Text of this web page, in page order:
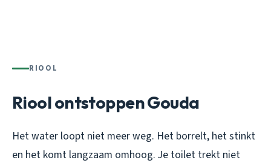
RIOOL
Riool ontstoppen Gouda
Het water loopt niet meer weg. Het borrelt, het stinkt
en het komt langzaam omhoog. Je toilet trekt niet